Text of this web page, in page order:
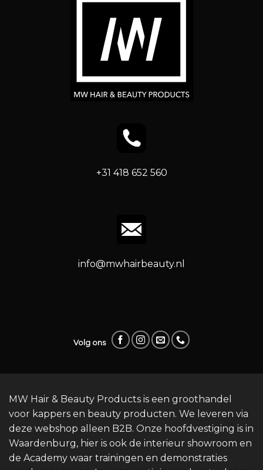
+31 418 652 560
info@mwhairbeauty.nl
Volg ons
MW Hair & Beauty Products is een groothandel
voor kappers en beauty producten. We leveren via
deze webshop alleen B2B. Onze hoofdvestiging is in
Waardenburg, hier is ook de interieur showroom en
de Academy waar trainingen en demonstraties